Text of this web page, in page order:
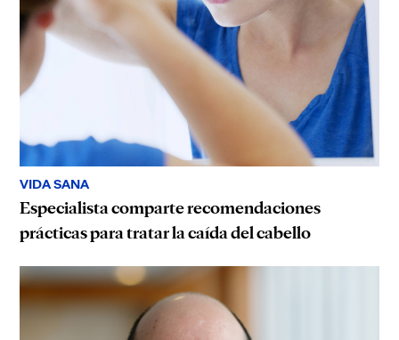
VIDA SANA
Especialista comparte recomendaciones
prácticas para tratar la caída del cabello